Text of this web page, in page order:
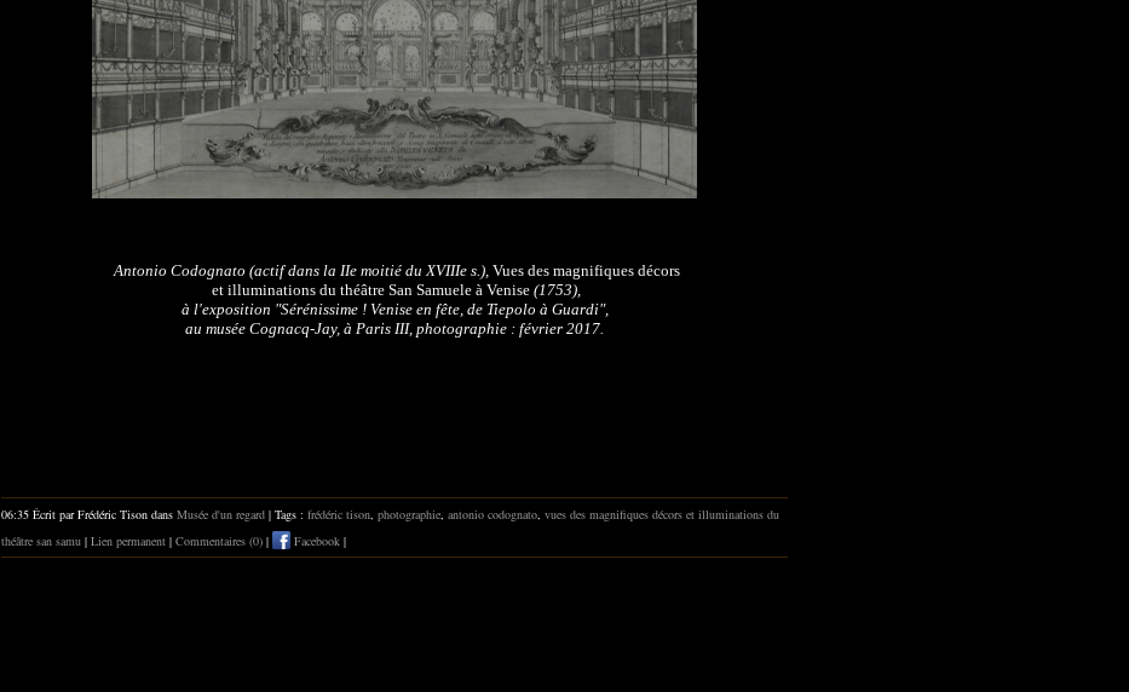
Antonio Codognato (actif dans la IIe moitié du XVIIIe s.), Vues des magnifiques décors
et illuminations du théâtre San Samuele à Venise (1753),
à l'exposition "Sérénissime ! Venise en fête, de Tiepolo à Guardi",
au musée Cognacq-Jay, à Paris III, photographie : février 2017.
06:35 Écrit par Frédéric Tison dans Musée d'un regard | Tags : frédéric tison photographie antonio codognato vues des magnifiques décors et illuminations du
théâtre san samu | Lien permanent | Commentaires (0) | Facebook |